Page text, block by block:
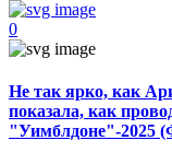
0
Не так ярко, как
показала, как
"Уимблдоне"-2025